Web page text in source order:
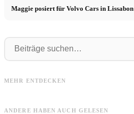
Maggie posiert für Volvo Cars in Lissabon
MEHR ENTDECKEN
& Geschichte
ANDERE HABEN AUCH GELESEN